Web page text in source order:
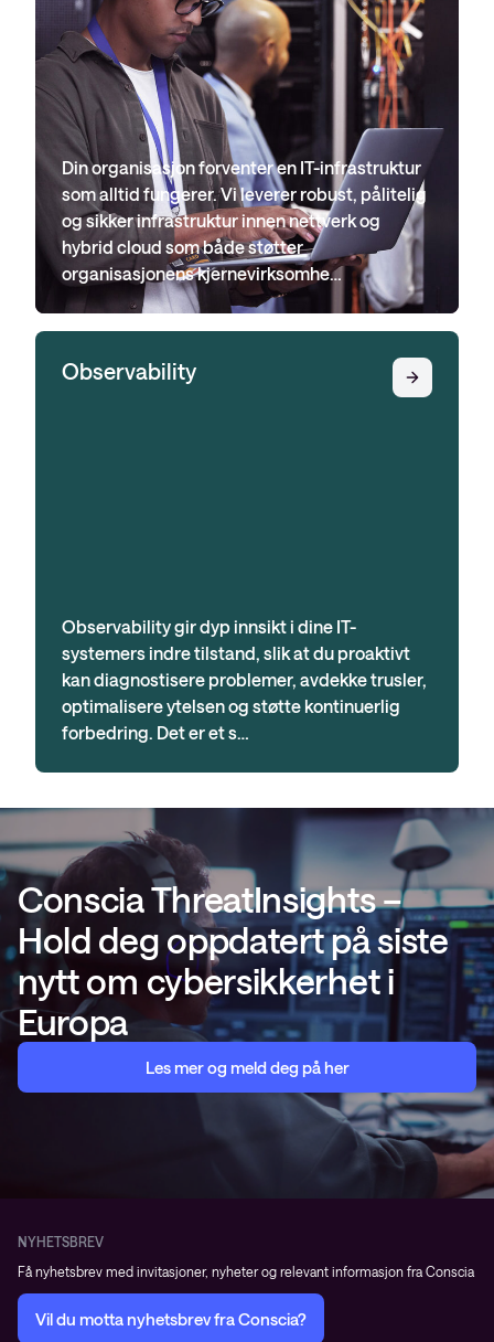
Din organisasjon forventer en IT-infrastruktur
som alltid fungerer. Vi leverer robust, pålitelig
og sikker infrastruktur innen nettverk og
hybrid cloud som både støtter
organisasjonens kjernevirksomhe…
Observability
Observability gir dyp innsikt i dine IT-
systemers indre tilstand, slik at du proaktivt
kan diagnostisere problemer, avdekke trusler,
optimalisere ytelsen og støtte kontinuerlig
forbedring. Det er et s…
Conscia ThreatInsights –
Hold deg oppdatert på siste
nytt om cybersikkerhet i
Europa
Les mer og meld deg på her
NYHETSBREV
Få nyhetsbrev med invitasjoner, nyheter og relevant informasjon fra Conscia
Vil du motta nyhetsbrev fra Conscia?